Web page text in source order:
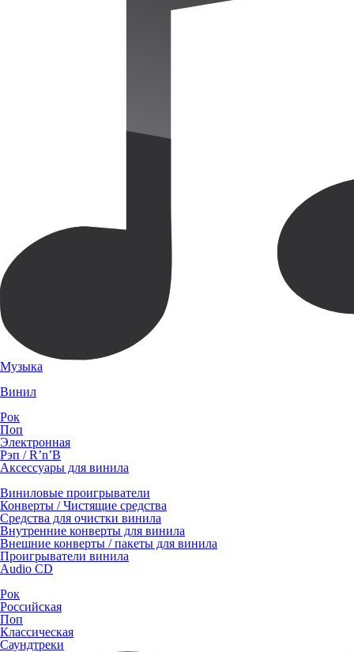
Музыка
Винил
Рок
Поп
Электронная
Рэп / R’n’B
Аксессуары для винила
Виниловые проигрыватели
Конверты / Чистящие средства
Средства для очистки винила
Внутренние конверты для винила
Внешние конверты / пакеты для винила
Проигрыватели винила
Audio CD
Рок
Российская
Поп
Классическая
Саундтреки